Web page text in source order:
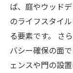
ば、庭やウッド
のライフスタイ
る要素です。 さ
バシー確保の面
ェンスや門の設